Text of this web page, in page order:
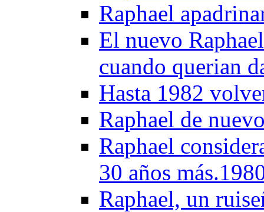
Raphael
El nuevo
cuando querian
Hasta 1982
Raphael de
Raphael
30 años
Raphael, un